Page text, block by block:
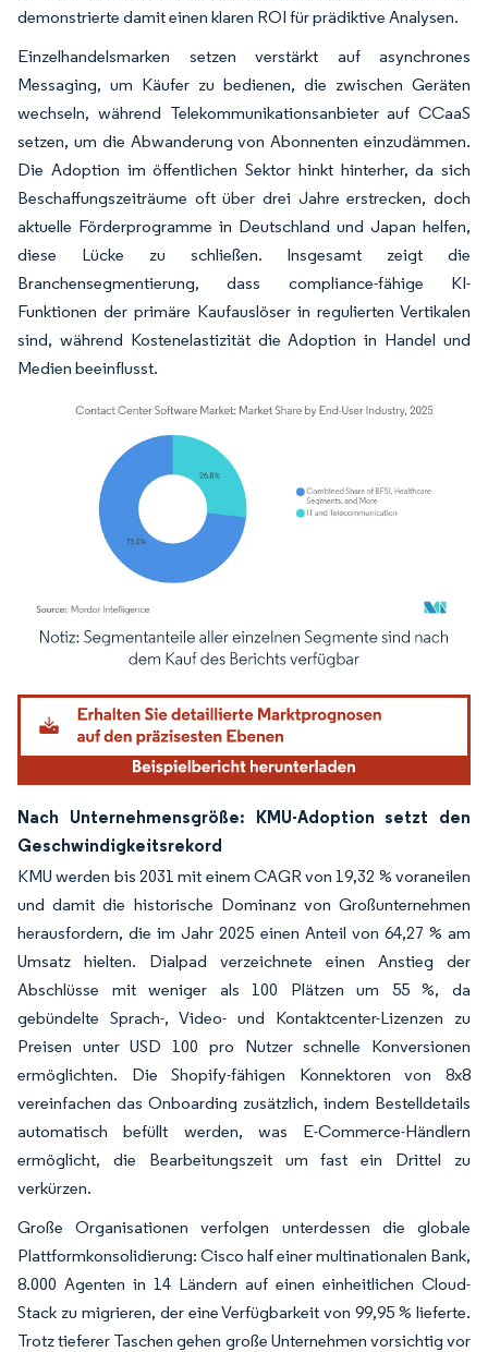
demonstrierte damit einen klaren ROI für prädiktive Analysen.
Einzelhandelsmarken setzen verstärkt auf asynchrones
Messaging, um Käufer zu bedienen, die zwischen Geräten
wechseln, während Telekommunikationsanbieter auf CCaaS
setzen, um die Abwanderung von Abonnenten einzudämmen.
Die Adoption im öffentlichen Sektor hinkt hinterher, da sich
Beschaffungszeiträume oft über drei Jahre erstrecken, doch
aktuelle Förderprogramme in Deutschland und Japan helfen,
diese Lücke zu schließen. Insgesamt zeigt die
Branchensegmentierung, dass compliance-fähige KI-
Funktionen der primäre Kaufauslöser in regulierten Vertikalen
sind, während Kostenelastizität die Adoption in Handel und
Medien beeinflusst.
Bild © Mordor Intelligence. Wiederverwendung erfordert Namensnennung
Nach Unternehmensgröße: KMU-Adoption setzt den
Geschwindigkeitsrekord
KMU werden bis 2031 mit einem CAGR von 19,32 % voraneilen
und damit die historische Dominanz von Großunternehmen
herausfordern, die im Jahr 2025 einen Anteil von 64,27 % am
Umsatz hielten. Dialpad verzeichnete einen Anstieg der
Abschlüsse mit weniger als 100 Plätzen um 55 %, da
gebündelte Sprach-, Video- und Kontaktcenter-Lizenzen zu
Preisen unter USD 100 pro Nutzer schnelle Konversionen
ermöglichten. Die Shopify-fähigen Konnektoren von 8x8
vereinfachen das Onboarding zusätzlich, indem Bestelldetails
automatisch befüllt werden, was E-Commerce-Händlern
ermöglicht, die Bearbeitungszeit um fast ein Drittel zu
verkürzen.
Große Organisationen verfolgen unterdessen die globale
Plattformkonsolidierung: Cisco half einer multinationalen Bank,
8.000 Agenten in 14 Ländern auf einen einheitlichen Cloud-
Stack zu migrieren, der eine Verfügbarkeit von 99,95 % lieferte.
Trotz tieferer Taschen gehen große Unternehmen vorsichtig vor